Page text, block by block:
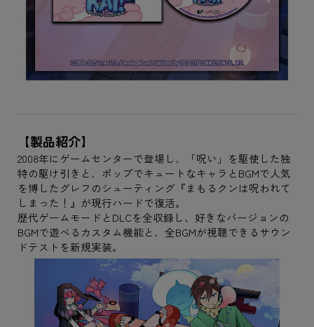
【製品紹介】
2008年にゲームセンターで登場し、「呪い」を駆使した独
特の駆け引きと、ポップでキュートなキャラとBGMで人気
を博したグレフのシューティング『まもるクンは呪われて
しまった！』が現行ハードで復活。
歴代ゲームモードとDLCを全収録し、好きなバージョンの
BGMで遊べるカスタム機能と、全BGMが視聴できるサウン
ドテストを新規実装。